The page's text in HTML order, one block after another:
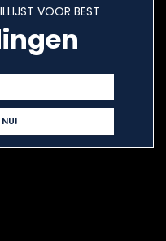
VOOR BEST